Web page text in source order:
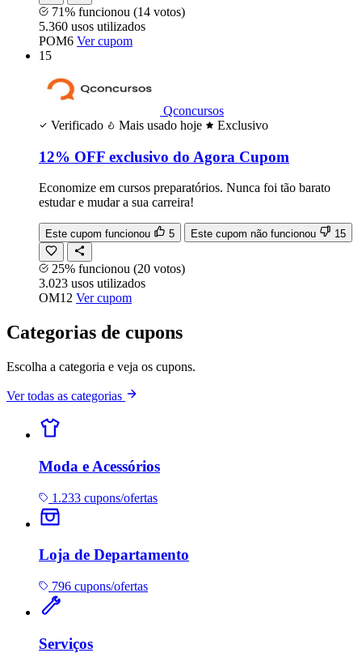
71% funcionou (14 votos)
5.360 usos utilizados
POM6 Ver cupom
15
Qconcursos
Verificado
Mais usado hoje Exclusivo
12% OFF exclusivo do Agora Cupom
Economize em cursos preparatórios. Nunca foi tão barato
estudar e mudar a sua carreira!
Este cupom funcionou 5 Este cupom não funcionou 15
25% funcionou (20 votos)
3.023 usos utilizados
OM12 Ver cupom
Categorias de cupons
Escolha a categoria e veja os cupons.
Ver todas as categorias
Moda e Acessórios
1.233 cupons/ofertas
Loja de Departamento
796 cupons/ofertas
Serviços